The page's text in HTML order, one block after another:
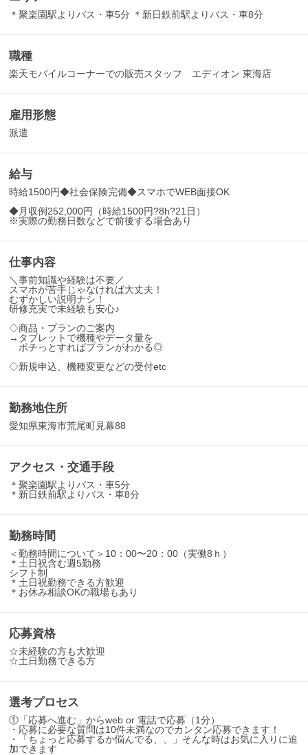
＊聚楽園駅よりバス・車5分 ＊新日鉄前駅よりバス・車8分
職種
楽天モバイルコーナーでの販売スタッフ エディオン 東海店
雇用形態
派遣
給与
時給1500円◆社会保険完備◆スマホでWEB面接OK
◆月収例252,000円（時給1500円?8h?21日）
※実際の勤務日数などで前後する場合あり
仕事内容
＼事前知識や経験は不要／
スマホが苦手じゃなければ大丈夫！
むずかしい説明ナシ！
研修充実で未経験も安心♪
◇商品・プランのご案内
→タブレットで機種やデータ量を
ポチっとすればプランがわかる◎
◇新規申込、機種変更などの受付etc
勤務地住所
愛知県東海市荒尾町見幕88
アクセス・交通手段
＊聚楽園駅よりバス・車5分
＊新日鉄前駅よりバス・車8分
勤務時間
＜勤務時間について＞10：00〜20：00（実働8ｈ）
＊土日祝含む週5勤務
シフト制
＊土日祝勤務できる方歓迎
＊お休み相談OKの職場もあり
応募資格
☆未経験の方も大歓迎
☆土日勤務できる方
選考プロセス
①「応募へ進む」からweb or 電話で応募（1分）
・応募に必要な質問は10件未満なのでカンタン応募できます！
・「ちょっと応募するか悩んでる、、」そんな時はお気に入りに追
加できます